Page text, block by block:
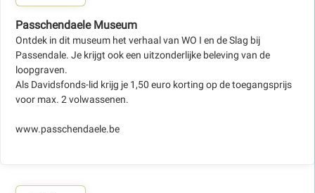
Passchendaele Museum
Ontdek in dit museum het verhaal van WO I en de Slag bij
Passendale. Je krijgt ook een uitzonderlijke beleving van de
loopgraven.
Als Davidsfonds-lid krijg je 1,50 euro korting op de toegangsprijs
voor max. 2 volwassenen.
www.passchendaele.be